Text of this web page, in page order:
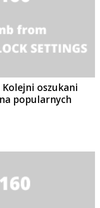
oszukani
popularnych